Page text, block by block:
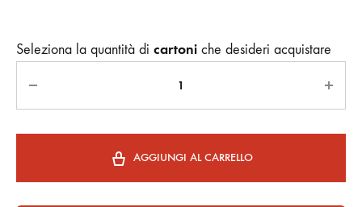
Seleziona la quantità di cartoni che desideri acquistare
AGGIUNGI AL CARRELLO